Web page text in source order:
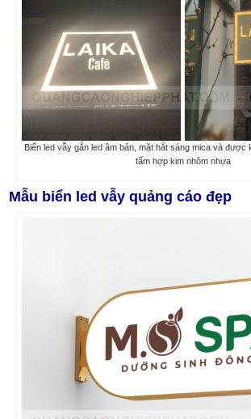
Biển led vẫy gắn led âm bản, mặt hắt sáng mica và được
tấm hợp kim nhôm nhựa
Mẫu biển led vẫy quảng cáo đẹp